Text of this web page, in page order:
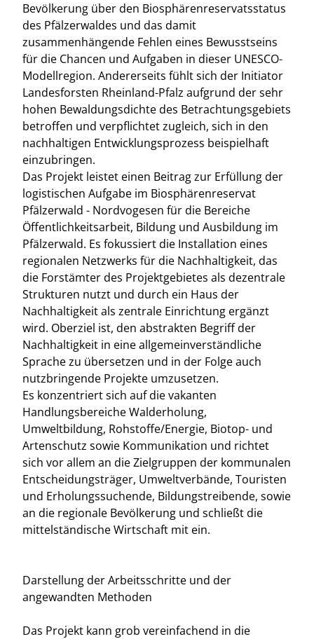
Bevölkerung über den Biosphärenreservatsstatus
des Pfälzerwaldes und das damit
zusammenhängende Fehlen eines Bewusstseins
für die Chancen und Aufgaben in dieser UNESCO-
Modellregion. Andererseits fühlt sich der Initiator
Landesforsten Rheinland-Pfalz aufgrund der sehr
hohen Bewaldungsdichte des Betrachtungsgebiets
betroffen und verpflichtet zugleich, sich in den
nachhaltigen Entwicklungsprozess beispielhaft
einzubringen.
Das Projekt leistet einen Beitrag zur Erfüllung der
logistischen Aufgabe im Biosphärenreservat
Pfälzerwald - Nordvogesen für die Bereiche
Öffentlichkeitsarbeit, Bildung und Ausbildung im
Pfälzerwald. Es fokussiert die Installation eines
regionalen Netzwerks für die Nachhaltigkeit, das
die Forstämter des Projektgebietes als dezentrale
Strukturen nutzt und durch ein Haus der
Nachhaltigkeit als zentrale Einrichtung ergänzt
wird. Oberziel ist, den abstrakten Begriff der
Nachhaltigkeit in eine allgemeinverständliche
Sprache zu übersetzen und in der Folge auch
nutzbringende Projekte umzusetzen.
Es konzentriert sich auf die vakanten
Handlungsbereiche Walderholung,
Umweltbildung, Rohstoffe/Energie, Biotop- und
Artenschutz sowie Kommunikation und richtet
sich vor allem an die Zielgruppen der kommunalen
Entscheidungsträger, Umweltverbände, Touristen
und Erholungssuchende, Bildungstreibende, sowie
an die regionale Bevölkerung und schließt die
mittelständische Wirtschaft mit ein.
Darstellung der Arbeitsschritte und der
angewandten Methoden
Das Projekt kann grob vereinfachend in die